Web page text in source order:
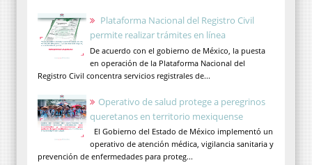
Plataforma Nacional del Registro Civil
permite realizar trámites en línea
De acuerdo con el gobierno de México, la puesta
en operación de la Plataforma Nacional del
Registro Civil concentra servicios registrales de...
Operativo de salud protege a peregrinos
queretanos en territorio mexiquense
El Gobierno del Estado de México implementó un
operativo de atención médica, vigilancia sanitaria y
prevención de enfermedades para proteg...